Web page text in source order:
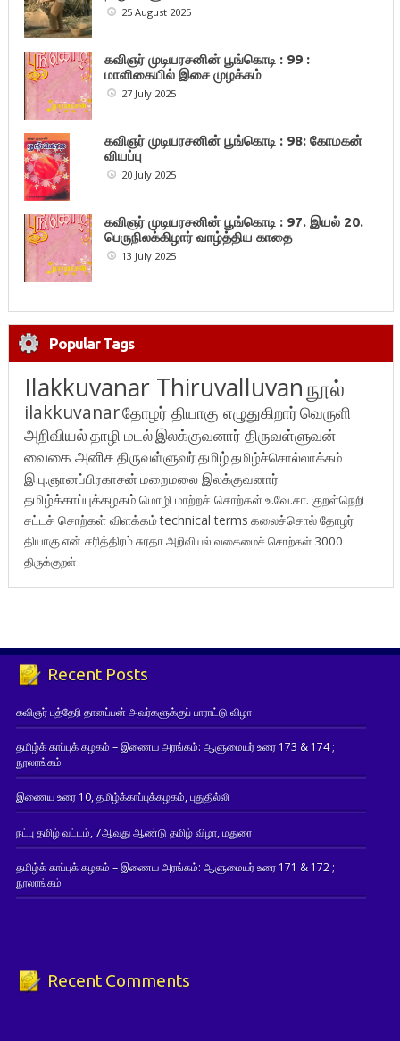
25 August 2025
கவிஞர் முடியரசனின் பூங்கொடி : 99 :
மாளிகையில் இசை முழக்கம்
27 July 2025
கவிஞர் முடியரசனின் பூங்கொடி : 98: கோமகன்
வியப்பு
20 July 2025
கவிஞர் முடியரசனின் பூங்கொடி : 97. இயல் 20.
பெருநிலக்கிழார் வாழ்த்திய காதை
13 July 2025
Popular Tags
Ilakkuvanar Thiruvalluvanநூல்
ilakkuvanarதோழர் தியாகு எழுதுகிறார்வெருளி
அறிவியல்தாழி மடல்இலக்குவனார் திருவள்ளுவன்
வைகை அனிசுதிருவள்ளுவர்தமிழ்தமிழ்ச்சொல்லாக்கம்
இ.பு.ஞானப்பிரகாசன் மறைமலை இலக்குவனார்
தமிழ்க்காப்புக்கழகம் மொழி மாற்றச் சொற்கள்உ.வே.சா. குறள்நெறி
சட்டச் சொற்கள் விளக்கம்technical terms கலைச்சொல்தோழர்
தியாகுஎன் சரித்திரம்சுரதாஅறிவியல் வகைமைச் சொற்கள் 3000
திருக்குறள்
Recent Posts
கவிஞர் புத்தேரி தானப்பன் அவர்களுக்குப் பாராட்டு விழா
தமிழ்க் காப்புக் கழகம் – இணைய அரங்கம்: ஆளுமையர் உரை 173 & 174 ;
நூலரங்கம்
இணைய உரை 10, தமிழ்க்காப்புக்கழகம், புதுதில்லி
நட்பு தமிழ் வட்டம், 7ஆவது ஆண்டு தமிழ் விழா, மதுரை
தமிழ்க் காப்புக் கழகம் – இணைய அரங்கம்: ஆளுமையர் உரை 171 & 172 ;
நூலரங்கம்
Recent Comments